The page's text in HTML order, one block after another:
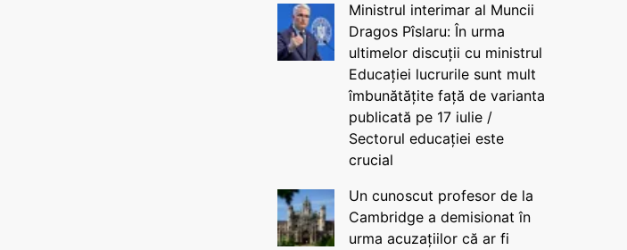
Ministrul interimar al Muncii
Dragos Pîslaru: În urma
ultimelor discuții cu ministrul
Educației lucrurile sunt mult
îmbunătățite față de varianta
publicată pe 17 iulie /
Sectorul educației este
crucial
Un cunoscut profesor de la
Cambridge a demisionat în
urma acuzațiilor că ar fi